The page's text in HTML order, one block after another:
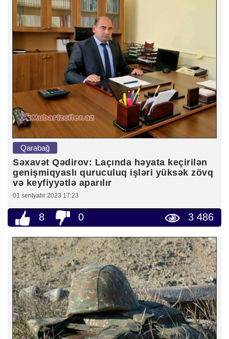
Qarabağ
Səxavət Qədirov: Laçında həyata keçirilən
genişmiqyaslı quruculuq işləri yüksək zövq
və keyfiyyətlə aparılır
01 sentyabr 2023 17:23
8 0 3 486